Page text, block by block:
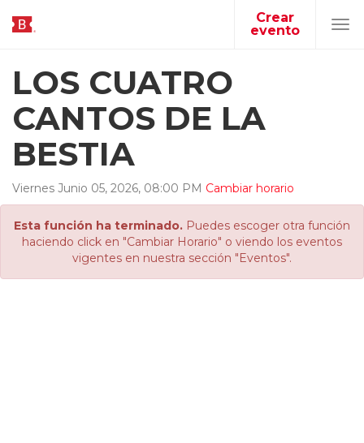
Crear
evento
LOS CUATRO
CANTOS DE LA
BESTIA
Viernes Junio 05, 2026, 08:00 PM Cambiar horario
Esta función ha terminado. Puedes escoger otra función
haciendo click en "Cambiar Horario" o viendo los eventos
vigentes en nuestra sección "Eventos".